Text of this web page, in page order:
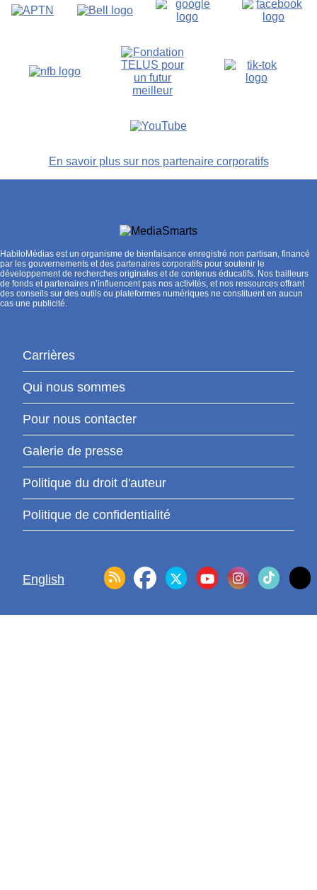
En savoir plus sur nos partenaire corporatifs
HabiloMédias est un organisme de bienfaisance enregistré non partisan, financé
par les gouvernements et des partenaires corporatifs pour soutenir le
développement de recherches originales et de contenus éducatifs. Nos bailleurs
de fonds et partenaires n’influencent pas nos activités, et nos ressources offrant
des conseils sur des outils ou plateformes numériques ne constituent en aucun
cas une publicité.
Carrières
Qui nous sommes
Pour nous contacter
Galerie de presse
Politique du droit d'auteur
Politique de confidentialité
English